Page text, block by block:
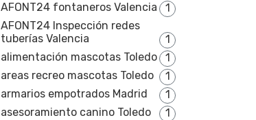
AFONT24 fontaneros Valencia
1
AFONT24 Inspección redes
tuberías Valencia
1
alimentación mascotas Toledo
1
areas recreo mascotas Toledo
1
armarios empotrados Madrid
1
asesoramiento canino Toledo
1